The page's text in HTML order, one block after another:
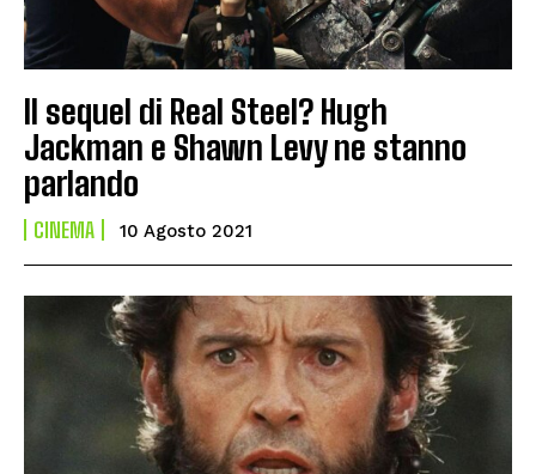
Il sequel di Real Steel? Hugh
Jackman e Shawn Levy ne stanno
parlando
CINEMA 10 Agosto 2021